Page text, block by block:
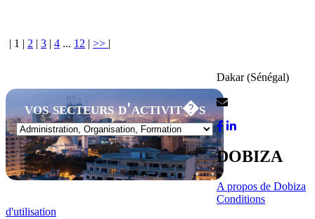
1 2 3 4 ... 12 >>
vos secteurs d'activit�s
Dakar (Sénégal)
DOBIZA
A propos de Dobiza
Conditions
d'utilisation